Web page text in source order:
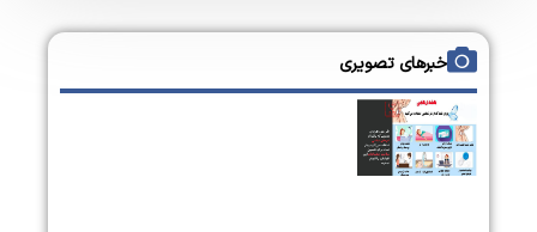
خبرهای تصویری